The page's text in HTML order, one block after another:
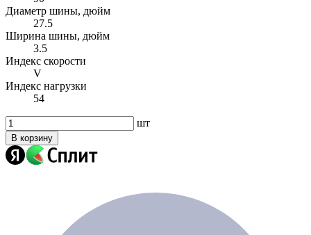
Диаметр шины, дюйм
27.5
Ширина шины, дюйм
3.5
Индекс скорости
V
Индекс нагрузки
54
шт
В корзину